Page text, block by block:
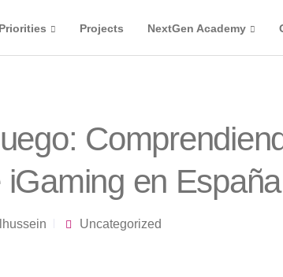
Priorities Projects NextGen Academy
en España
Uncategorized